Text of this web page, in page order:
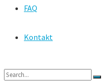
FAQ
Kontakt